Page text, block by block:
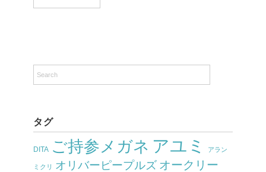
タグ
DITA ご持参メガネ アユミ アラン
ミクリ オリバーピープルズ オークリー